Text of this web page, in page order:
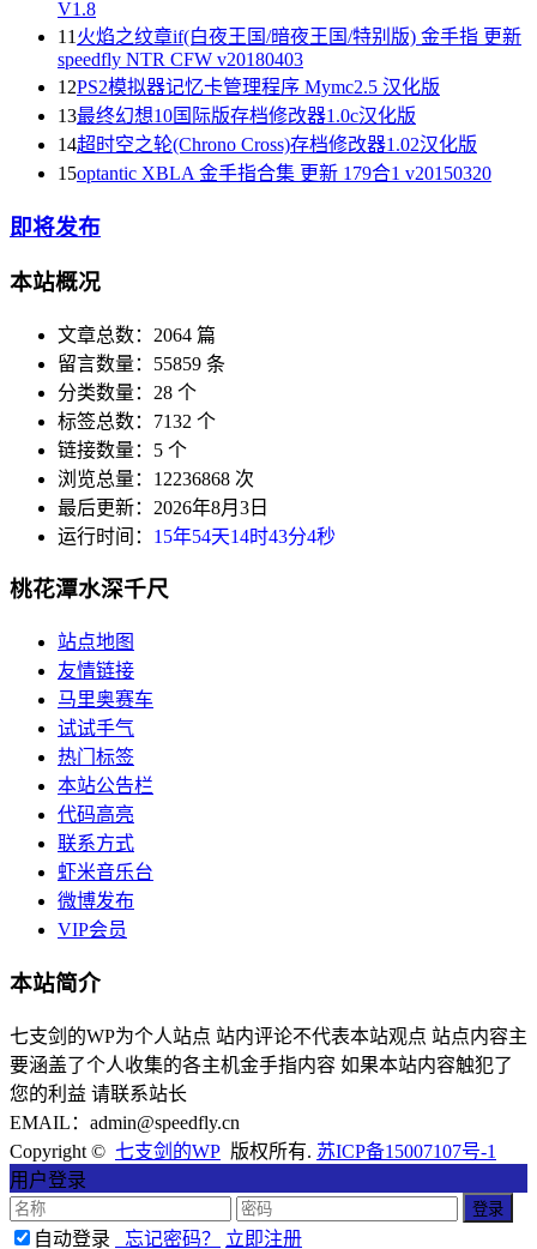
V1.8
11火焰之纹章if(白夜王国/暗夜王国/特别版) 金手指 更新
speedfly NTR CFW v20180403
12PS2模拟器记忆卡管理程序 Mymc2.5 汉化版
13最终幻想10国际版存档修改器1.0c汉化版
14超时空之轮(Chrono Cross)存档修改器1.02汉化版
15optantic XBLA 金手指合集 更新 179合1 v20150320
即将发布
本站概况
文章总数：2064 篇
留言数量：55859 条
分类数量：28 个
标签总数：7132 个
链接数量：5 个
浏览总量：12236868 次
最后更新：2026年8月3日
运行时间： 15年54天14时43分5秒
桃花潭水深千尺
站点地图
友情链接
马里奥赛车
试试手气
热门标签
本站公告栏
代码高亮
联系方式
虾米音乐台
微博发布
VIP会员
本站简介
七支剑的WP为个人站点 站内评论不代表本站观点 站点内容主
要涵盖了个人收集的各主机金手指内容 如果本站内容触犯了
您的利益 请联系站长
EMAIL：admin@speedfly.cn
Copyright © 七支剑的WP 版权所有. 苏ICP备15007107号-1
用户登录
自动登录 忘记密码？ 立即注册